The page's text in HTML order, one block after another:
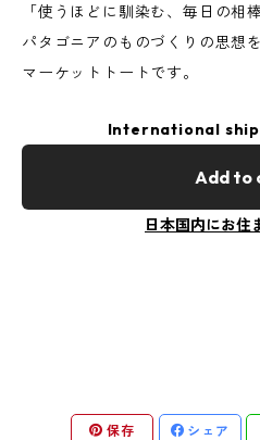
「使うほどに馴染む、毎日の相
パタゴニアのものづくりの思想
マーケットトートです。
International
Add to
日本国内にお住
保存 シェア